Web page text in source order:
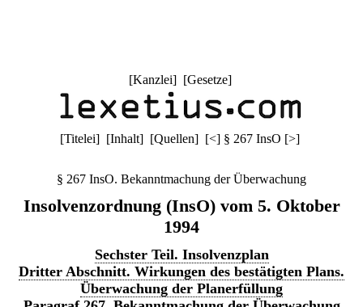
[Kanzlei] [Gesetze]
[Titelei] [Inhalt] [Quellen] [<] § 267 InsO [>]
§ 267 InsO. Bekanntmachung der Überwachung
Insolvenzordnung (InsO) vom 5. Oktober
1994
Sechster Teil. Insolvenzplan
Dritter Abschnitt. Wirkungen des bestätigten Plans.
Überwachung der Planerfüllung